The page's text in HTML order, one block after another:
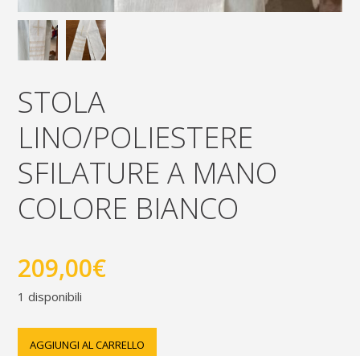
STOLA
LINO/POLIESTERE
SFILATURE A MANO
COLORE BIANCO
209,00€
1 disponibili
Stola
AGGIUNGI AL CARRELLO